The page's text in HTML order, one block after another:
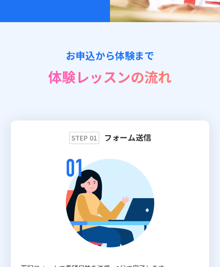
📖 資料請求
👉 無料体験お申込
お申込から体験まで
体験レッスンの流れ
STEP 01 フォーム送信